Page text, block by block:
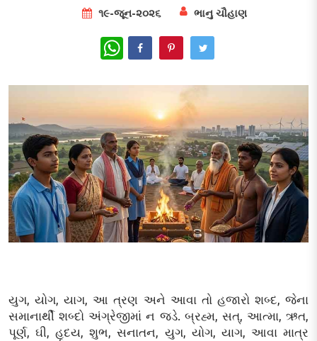
૧૯-જૂન-૨૦૨૬ ભાનુ ચૌહાણ
WhatsApp
યુગ, યોગ, યાગ, આ ત્રણ અને આવા તો હજારો શબ્દ, જેના
સમાનાર્થી શબ્દો અંગ્રેજીમાં ન જડે. બ્રહ્મ, સત્, આત્મા, ઋત,
પૂર્ણ, ઘી, હૃદય, શુભ, સનાતન, યુગ, યોગ, યાગ, આવા માત્ર